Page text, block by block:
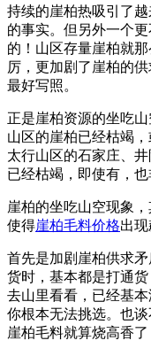
持续的崖柏热吸引了
的事实。但另外一个
的！山区存量崖柏就
厉，更加剧了崖柏的
最好写照。
正是崖柏资源的坐吃
山区的崖柏已经枯竭
太行山区的石家庄、
已经枯竭，即使有，也
崖柏的坐吃山空现象
使得崖柏毛料价格出
首先是加剧崖柏供求
货时，基本都是打通
去山里看看，已经基
你根本无法挑选。也
崖柏毛料就算烧高香了